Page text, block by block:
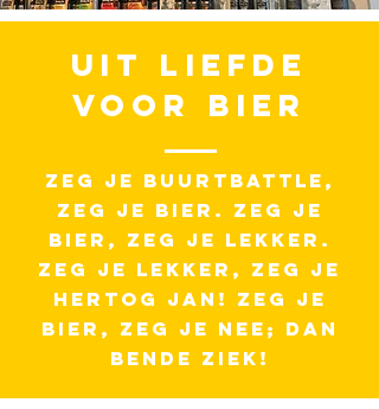
UIT LIEFDE
VOOR BIER
ZEG JE BUURTBATTLE,
ZEG JE BIER. ZEG JE
BIER, ZEG JE LEKKER.
ZEG JE LEKKER, ZEG JE
HERTOG JAN! ZEG JE
BIER, ZEG JE NEE; DAN
BENDE ZIEK!